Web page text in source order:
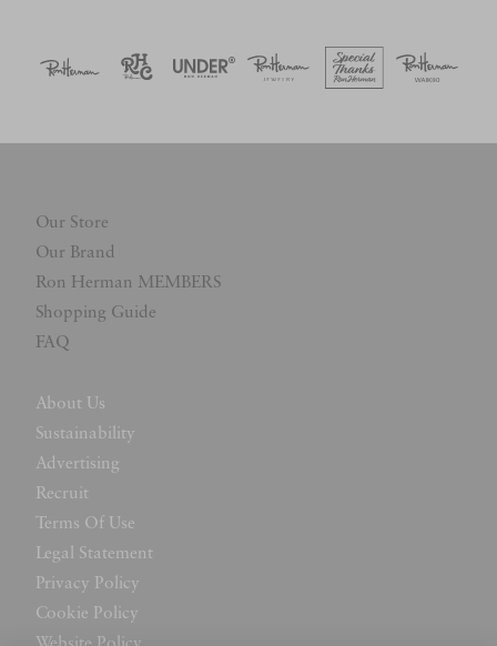
Our Store
Our Brand
Ron Herman MEMBERS
Shopping Guide
FAQ
About Us
Sustainability
Advertising
Recruit
Terms Of Use
Legal Statement
Privacy Policy
Cookie Policy